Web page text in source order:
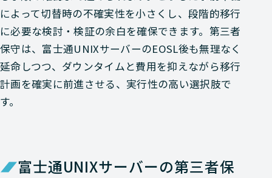
によって切替時の不確実性を小さくし、段階的移行
に必要な検討・検証の余白を確保できます。第三者
保守は、富士通UNIXサーバーのEOSL後も無理なく
延命しつつ、ダウンタイムと費用を抑えながら移行
計画を確実に前進させる、実行性の高い選択肢で
す。
富士通UNIXサーバーの第三者保